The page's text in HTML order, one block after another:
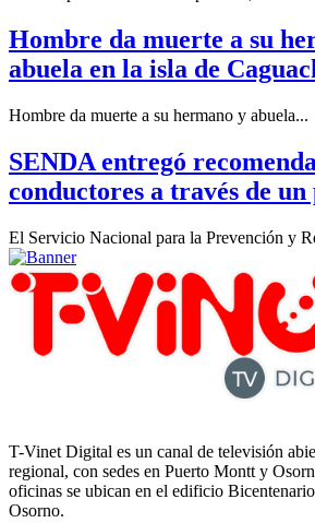
Hombre da muerte a su
abuela en la isla de
Hombre da muerte a su hermano y abuela...
SENDA entregó
conductores a través de un
El Servicio Nacional para la Prevención y
T-Vinet Digital es un canal de televisión
regional, con sedes en Puerto Montt y
oficinas se ubican en el edificio
Osorno.